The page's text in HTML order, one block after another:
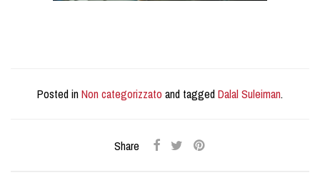
Posted inNon categorizzato and taggedDalal Suleiman.
Share